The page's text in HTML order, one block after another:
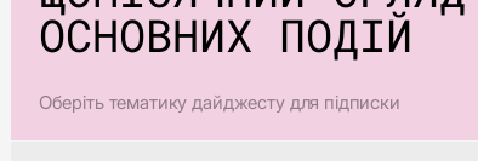
ОСНОВНИХ ПОДІЙ
Оберіть тематику дайджесту для підписки